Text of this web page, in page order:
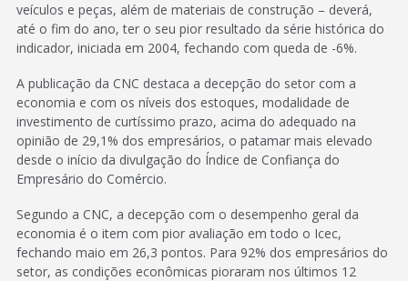
veículos e peças, além de materiais de construção – deverá,
até o fim do ano, ter o seu pior resultado da série histórica do
indicador, iniciada em 2004, fechando com queda de -6%.
A publicação da CNC destaca a decepção do setor com a
economia e com os níveis dos estoques, modalidade de
investimento de curtíssimo prazo, acima do adequado na
opinião de 29,1% dos empresários, o patamar mais elevado
desde o início da divulgação do Índice de Confiança do
Empresário do Comércio.
Segundo a CNC, a decepção com o desempenho geral da
economia é o item com pior avaliação em todo o Icec,
fechando maio em 26,3 pontos. Para 92% dos empresários do
setor, as condições econômicas pioraram nos últimos 12